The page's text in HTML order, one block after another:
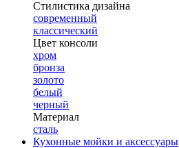
Стилистика дизайна
современный
классический
Цвет консоли
хром
бронза
золото
белый
черный
Материал
сталь
Кухонные мойки и аксессуары